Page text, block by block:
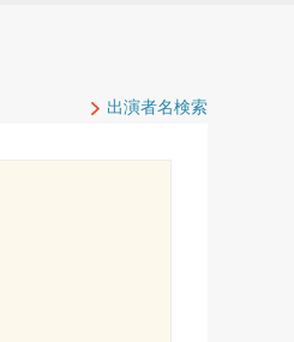
出演者名検索